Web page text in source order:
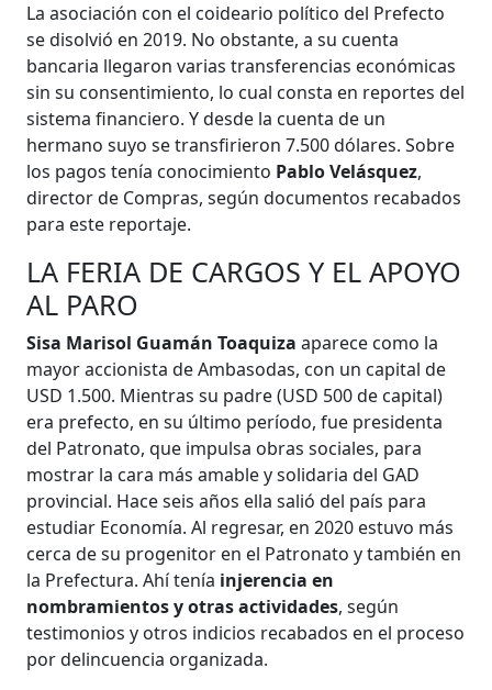
La asociación con el coideario político del Prefecto
se disolvió en 2019. No obstante, a su cuenta
bancaria llegaron varias transferencias económicas
sin su consentimiento, lo cual consta en reportes del
sistema financiero. Y desde la cuenta de un
hermano suyo se transfirieron 7.500 dólares. Sobre
los pagos tenía conocimiento Pablo Velásquez,
director de Compras, según documentos recabados
para este reportaje.
LA FERIA DE CARGOS Y EL APOYO
AL PARO
Sisa Marisol Guamán Toaquiza aparece como la
mayor accionista de Ambasodas, con un capital de
USD 1.500. Mientras su padre (USD 500 de capital)
era prefecto, en su último período, fue presidenta
del Patronato, que impulsa obras sociales, para
mostrar la cara más amable y solidaria del GAD
provincial. Hace seis años ella salió del país para
estudiar Economía. Al regresar, en 2020 estuvo más
cerca de su progenitor en el Patronato y también en
la Prefectura. Ahí tenía injerencia en
nombramientos y otras actividades, según
testimonios y otros indicios recabados en el proceso
por delincuencia organizada.